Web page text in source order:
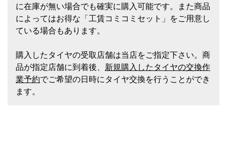
に在庫が無い場合でも確実に購入可能です。また商品
によってはお得な「工賃コミコミセット」をご用意し
ている場合もあります。
購入したタイヤの受取店舗は当店をご指定下さい。商
品が指定店舗に到着後、 新規購入したタイヤの交換作
業予約でご希望の日時にタイヤ交換を行うことができ
ます。